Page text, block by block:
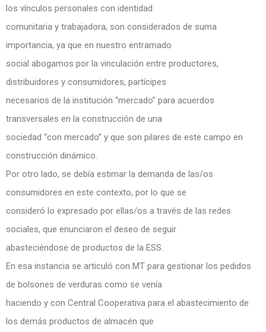
los vínculos personales con identidad
comunitaria y trabajadora, son considerados de suma
importancia, ya que en nuestro entramado
social abogamos por la vinculación entre productores,
distribuidores y consumidores, partícipes
necesarios de la institución “mercado” para acuerdos
transversales en la construcción de una
sociedad “con mercado” y que son pilares de este campo en
construcción dinámico.
Por otro lado, se debía estimar la demanda de las/os
consumidores en este contexto, por lo que se
consideró lo expresado por ellas/os a través de las redes
sociales, que enunciaron el deseo de seguir
abasteciéndose de productos de la ESS.
En esa instancia se articuló con MT para gestionar los pedidos
de bolsones de verduras como se venía
haciendo y con Central Cooperativa para el abastecimiento de
los demás productos de almacén que